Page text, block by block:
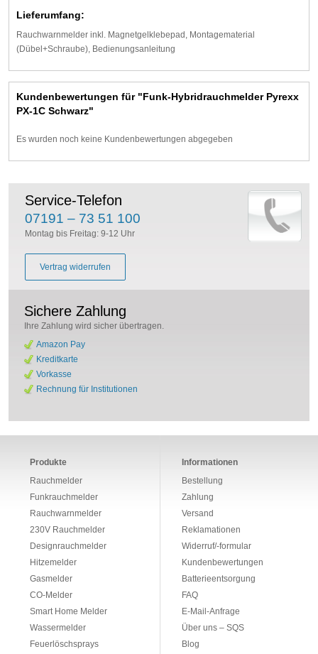
Lieferumfang:
Rauchwarnmelder inkl. Magnetgelklebepad, Montagematerial
(Dübel+Schraube), Bedienungsanleitung
Kundenbewertungen für "Funk-Hybridrauchmelder Pyrexx
PX-1C Schwarz"
Es wurden noch keine Kundenbewertungen abgegeben
Service-Telefon
07191 – 73 51 100
Montag bis Freitag: 9-12 Uhr
Vertrag widerrufen
Sichere Zahlung
Ihre Zahlung wird sicher übertragen.
Amazon Pay
Kreditkarte
Vorkasse
Rechnung für Institutionen
Produkte
Rauchmelder
Funkrauchmelder
Rauchwarnmelder
230V Rauchmelder
Designrauchmelder
Hitzemelder
Gasmelder
CO-Melder
Smart Home Melder
Wassermelder
Feuerlöschsprays
Informationen
Bestellung
Zahlung
Versand
Reklamationen
Widerruf/-formular
Kundenbewertungen
Batterieentsorgung
FAQ
E-Mail-Anfrage
Über uns – SQS
Blog